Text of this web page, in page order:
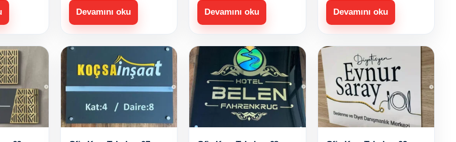
Devamını oku Devamını oku Devamını oku